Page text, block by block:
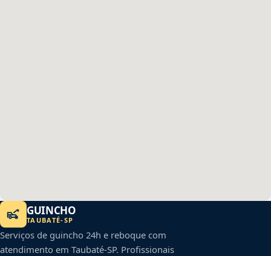
GUINCHO
TAUBATÉ-SP
Serviços de guincho 24h e reboque com
atendimento em Taubaté-SP. Profissionais